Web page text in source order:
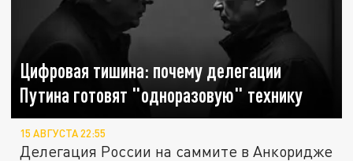
Цифровая тишина: почему делегации
Путина готовят "одноразовую" технику
15 АВГУСТА 22:55
Делегация России на саммите в Анкоридже